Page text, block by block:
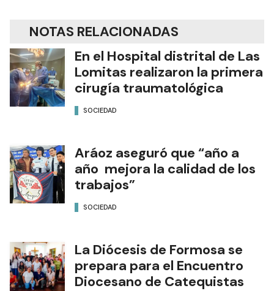
NOTAS RELACIONADAS
En el Hospital distrital de Las
Lomitas realizaron la primera
cirugía traumatológica
SOCIEDAD
Aráoz aseguró que “año a
año mejora la calidad de los
trabajos”
SOCIEDAD
La Diócesis de Formosa se
prepara para el Encuentro
Diocesano de Catequistas